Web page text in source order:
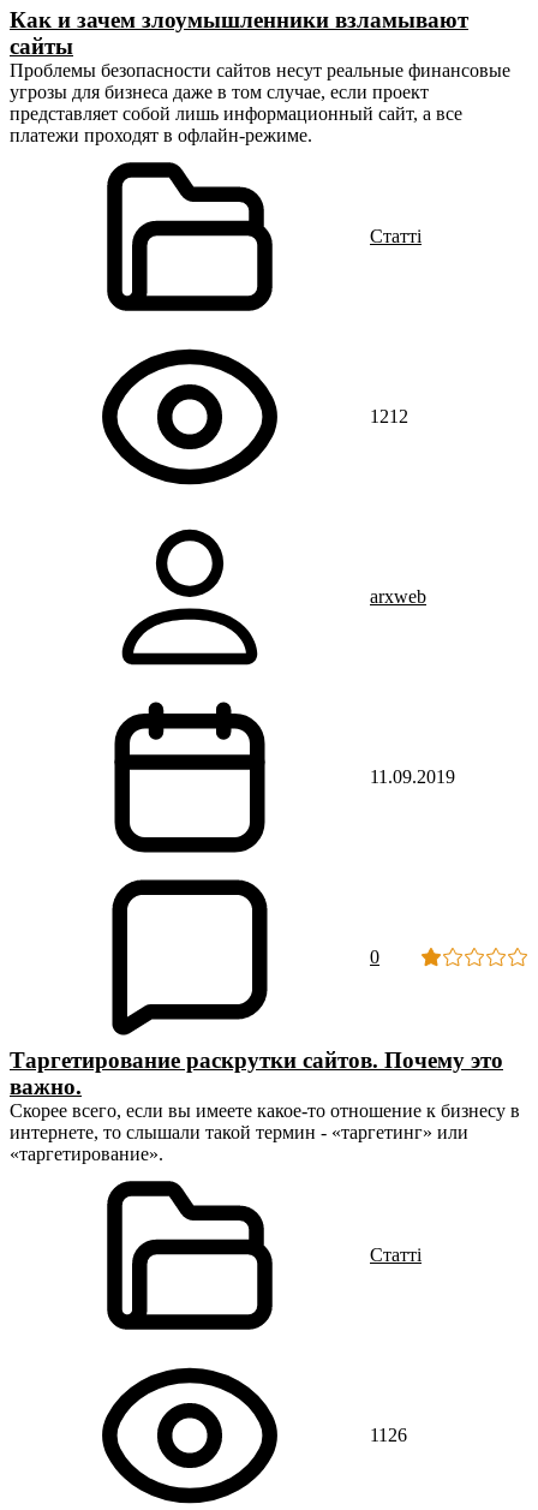
Как и зачем злоумышленники взламывают
сайты
Проблемы безопасности сайтов несут реальные финансовые
угрозы для бизнеса даже в том случае, если проект
представляет собой лишь информационный сайт, а все
платежи проходят в офлайн-режиме.
Статті
1212
arxweb
11.09.2019
0
Таргетирование раскрутки сайтов. Почему это
важно.
Скорее всего, если вы имеете какое-то отношение к бизнесу в
интернете, то слышали такой термин - «таргетинг» или
«таргетирование».
Статті
1126